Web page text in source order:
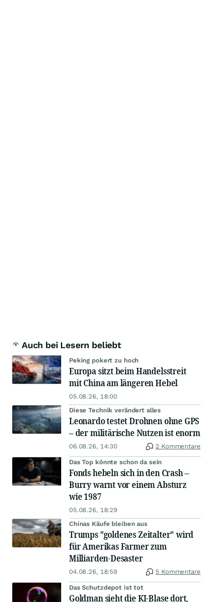
Auch bei Lesern beliebt
Peking pokert zu hoch
Europa sitzt beim Handelsstreit
mit China am längeren Hebel
05.08.26, 18:00
Diese Technik verändert alles
Leonardo testet Drohnen ohne GPS
– der militärische Nutzen ist enorm
06.08.26, 14:30 2 Kommentare
Das Top könnte schon da sein
Fonds hebeln sich in den Crash –
Burry warnt vor einem Absturz
wie 1987
05.08.26, 18:29
Chinas Käufe bleiben aus
Trumps "goldenes Zeitalter" wird
für Amerikas Farmer zum
Milliarden-Desaster
04.08.26, 18:59 5 Kommentare
Das Schutzdepot ist tot
Goldman sieht die KI-Blase dort,